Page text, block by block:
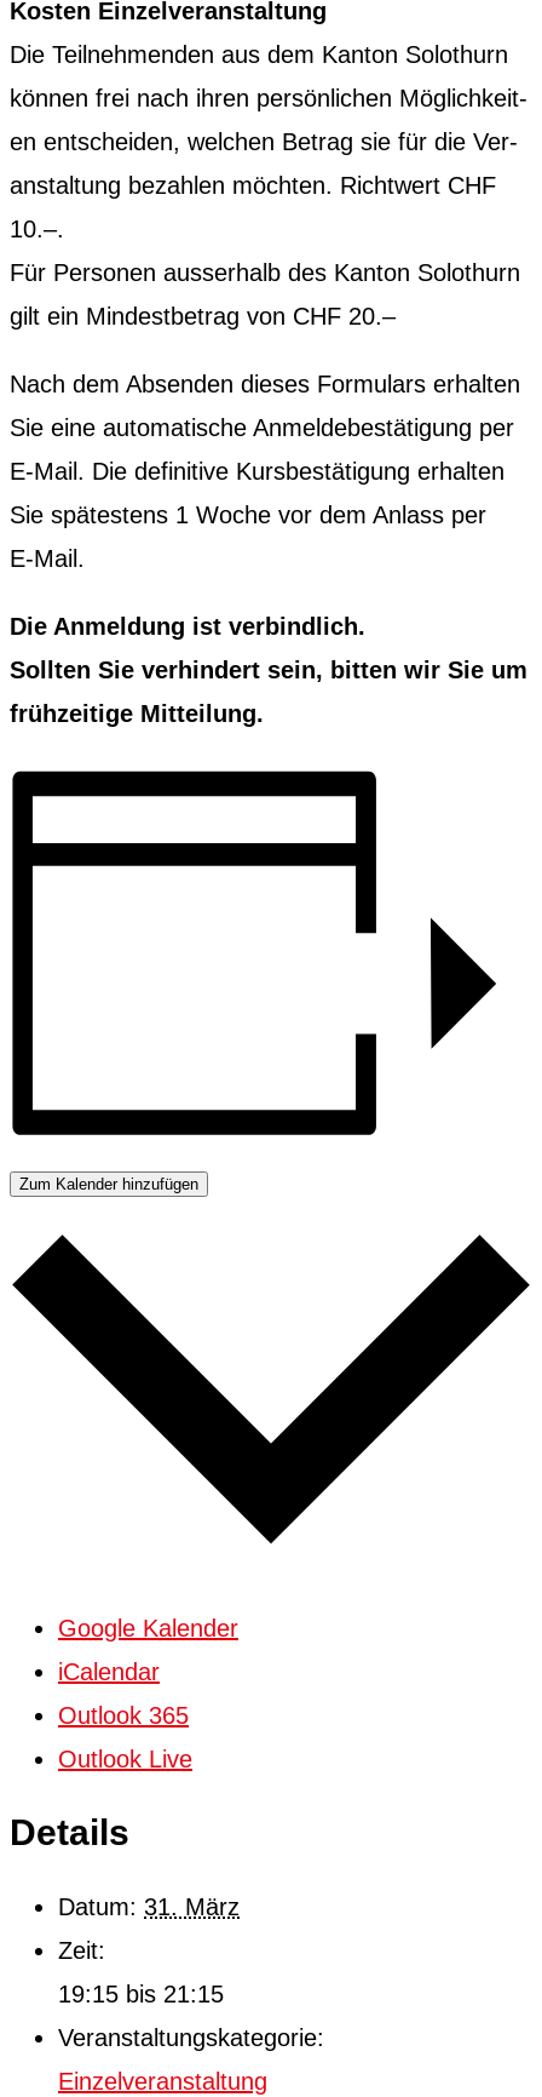
Kosten Einzelver­anstal­tung
Die Teil­nehmenden aus dem Kan­ton Solothurn
kön­nen frei nach ihren per­sön­lichen Möglichkeit­
en entschei­den, welchen Betrag sie für die Ver­
anstal­tung bezahlen möcht­en. Richtwert CHF
10.–.
Für Per­so­n­en ausser­halb des Kan­ton Solothurn
gilt ein Min­dest­be­trag von CHF 20.–
Nach dem Absenden dieses For­mu­la­rs erhal­ten
Sie eine automa­tis­che Anmeldebestä­ti­gung per
E‑Mail. Die defin­i­tive Kurs­bestä­ti­gung erhal­ten
Sie spätestens 1 Woche vor dem Anlass per
E‑Mail.
Die Anmel­dung ist verbindlich.
Soll­ten Sie ver­hin­dert sein, bit­ten wir Sie um
frühzeit­ige Mit­teilung.
Zum Kalender hinzufügen
Google Kalender
iCalendar
Outlook 365
Outlook Live
Details
Datum: 31. März
Zeit:
19:15 bis 21:15
Veranstaltungskategorie:
Einzelveranstaltung